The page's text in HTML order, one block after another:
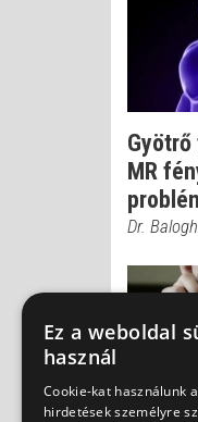
MR
Dr.
Ez a weboldal
használ
Cookie-kat használunk
hirdetések személyre